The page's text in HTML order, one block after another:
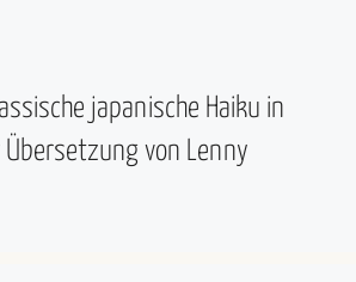
japanische Haiku in
von Lenny